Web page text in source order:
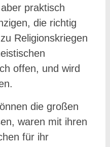
praktisch
die richtig
Religionskriegen
offen, und wird
die großen
waren mit ihren
für ihr